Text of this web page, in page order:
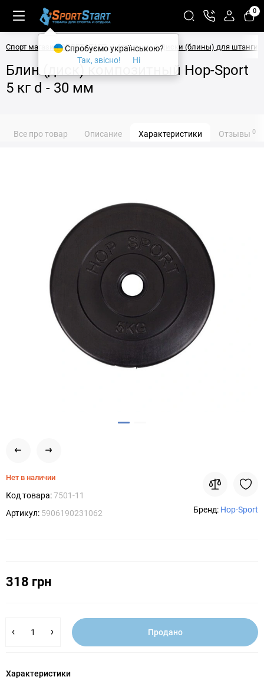
0
Спорт магазин SPORTSTART Атлетика Диски (блины) для штанги
Блин (диск) композитный Hop-Sport
5 кг d - 30 мм
Все про товар Описание Характеристики Отзывы 0
Нет в наличии
Код товара:7501-11
Артикул: 5906190231062 Бренд: Hop-Sport
318 грн
Продано
Характеристики
Спробуємо українською?
Так, звісно!
Ні